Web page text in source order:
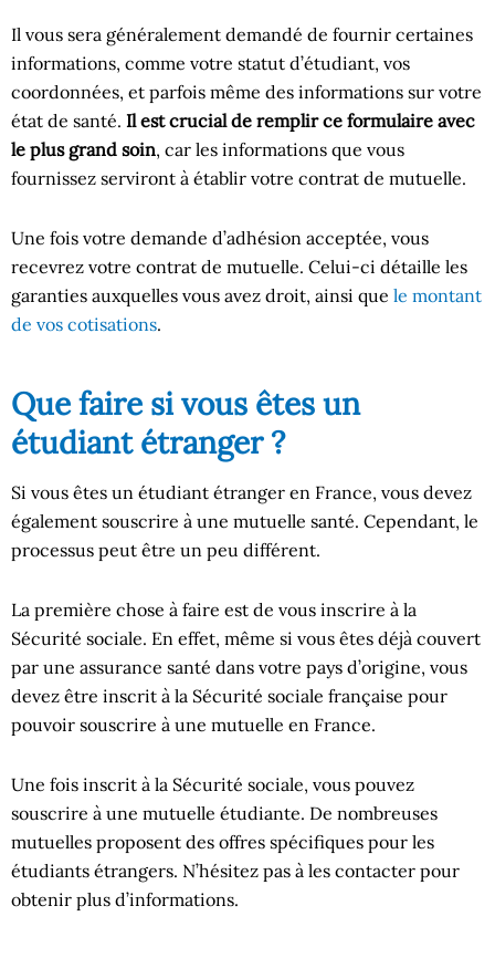
Il vous sera généralement demandé de fournir certaines
informations, comme votre statut d’étudiant, vos
coordonnées, et parfois même des informations sur votre
état de santé. Il est crucial de remplir ce formulaire avec
le plus grand soin, car les informations que vous
fournissez serviront à établir votre contrat de mutuelle.
Une fois votre demande d’adhésion acceptée, vous
recevrez votre contrat de mutuelle. Celui-ci détaille les
garanties auxquelles vous avez droit, ainsi que le montant
de vos cotisations.
Que faire si vous êtes un
étudiant étranger ?
Si vous êtes un étudiant étranger en France, vous devez
également souscrire à une mutuelle santé. Cependant, le
processus peut être un peu différent.
La première chose à faire est de vous inscrire à la
Sécurité sociale. En effet, même si vous êtes déjà couvert
par une assurance santé dans votre pays d’origine, vous
devez être inscrit à la Sécurité sociale française pour
pouvoir souscrire à une mutuelle en France.
Une fois inscrit à la Sécurité sociale, vous pouvez
souscrire à une mutuelle étudiante. De nombreuses
mutuelles proposent des offres spécifiques pour les
étudiants étrangers. N’hésitez pas à les contacter pour
obtenir plus d’informations.